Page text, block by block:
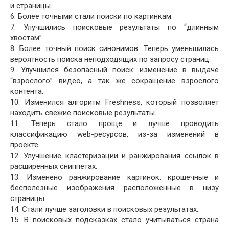
и страницы.
6. Более точными стали поиски по картинкам.
7. Улучшились поисковые результаты по “длинным
хвостам”
8. Более точный поиск синонимов. Теперь уменьшилась
вероятность поиска неподходящих по запросу страниц.
9. Улучшился безопасный поиск: изменение в выдаче
“взрослого” видео, а так же сокращение взрослого
контента.
10. Изменился алгоритм Freshness, который позволяет
находить свежие поисковые результаты.
11. Теперь стало проще и лучше проводить
классификацию web-ресурсов, из-за изменений в
проекте.
12. Улучшение кластеризации и ранжирования ссылок в
расширенных сниппетах.
13. Изменено ранжирование картинок: крошечные и
бесполезные изображения расположенные в низу
страницы.
14. Стали лучше заголовки в поисковых результатах.
15. В поисковых подсказках стало учитываться страна